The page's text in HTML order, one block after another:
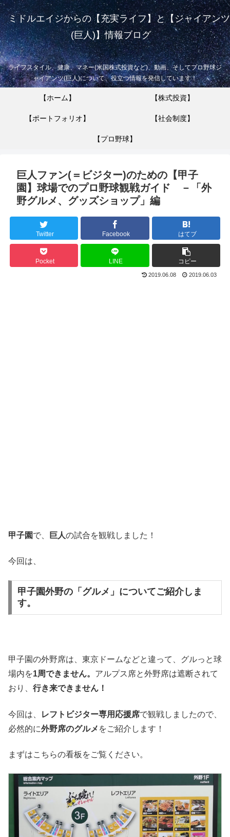
ミドルエイジからの【充実ライフ】と【ジャイアンツ
(巨人)】情報ブログ
ライフスタイル、健康、マネー(米国株式投資など)、動画、そしてプロ野球ジ
ャイアンツ(巨人)について、役立つ情報を発信しています！
【ホーム】 【株式投資】
【ポートフォリオ】 【社会制度】
【プロ野球】
巨人ファン(＝ビジター)のための【甲子
園】球場でのプロ野球観戦ガイド －「外
野グルメ、グッズショップ」編
Twitter Facebook はてブ
Pocket LINE コピー
2019.06.08 2019.06.03
甲子園で、 巨人の試合を観戦しました！
今回は、
甲子園外野の「グルメ」 についてご紹介しま
す。
甲子園の外野席は、東京ドームなどと違って、グルっと球
場内を1周できません。 アルプス席と外野席は遮断されて
おり、 行き来できません！
今回は、 レフトビジター専用応援席で観戦しましたので、
必然的に外野席のグルメ をご紹介します！
まずはこちらの看板をご覧ください。